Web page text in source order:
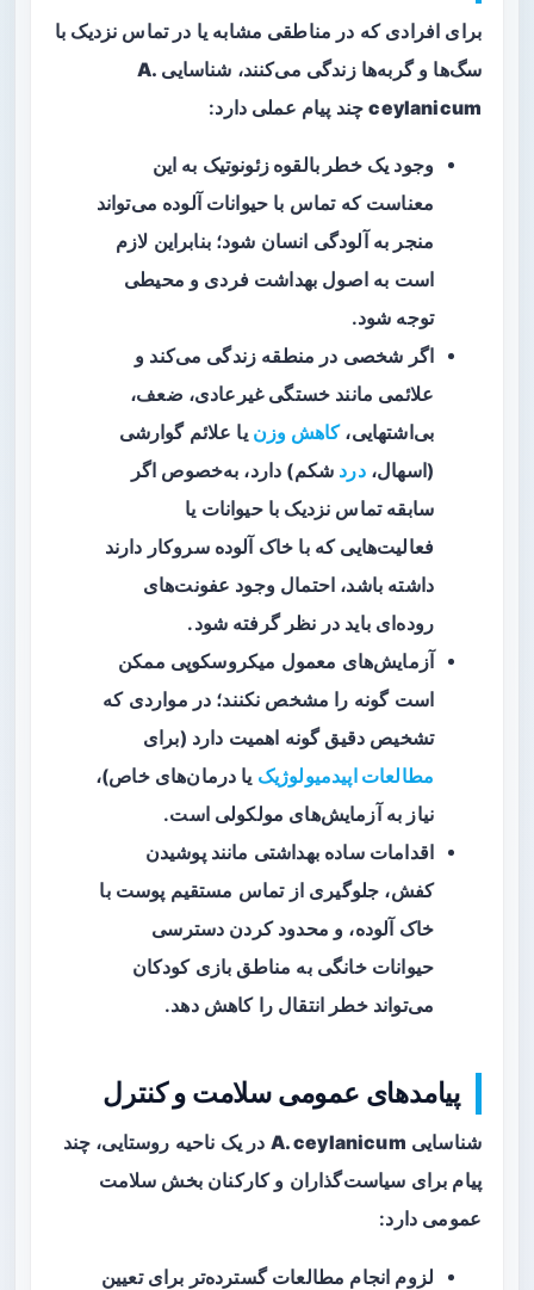
برای افرادی که در مناطقی مشابه یا در تماس نزدیک با
سگ‌ها و گربه‌ها زندگی می‌کنند، شناسایی A.
ceylanicumچند پیام عملی دارد:
وجود یکخطر بالقوه زئونوتیک به این
معناست که تماس با حیوانات آلوده می‌تواند
منجر به آلودگی انسان شود؛ بنابراین لازم
است به اصول بهداشت فردی و محیطی
توجه شود.
اگر شخصی در منطقه زندگی می‌کند و
علائمی مانند خستگی غیرعادی، ضعف،
بی‌اشتهایی،کاهش وزن یا علائم گوارشی
(اسهال،درد شکم) دارد، به‌خصوص اگر
سابقه تماس نزدیک با حیوانات یا
فعالیت‌هایی که با خاک آلوده سروکار دارند
داشته باشد، احتمال وجود عفونت‌های
روده‌ای باید در نظر گرفته شود.
آزمایش‌های معمول میکروسکوپی ممکن
است گونه را مشخص نکنند؛ در مواردی که
تشخیص دقیق گونه اهمیت دارد (برای
مطالعات اپیدمیولوژیک یا درمان‌های خاص)،
نیاز به آزمایش‌های مولکولی است.
اقدامات ساده بهداشتی مانند پوشیدن
کفش، جلوگیری از تماس مستقیم پوست با
خاک آلوده، و محدود کردن دسترسی
حیوانات خانگی به مناطق بازی کودکان
می‌تواند خطر انتقال را کاهش دهد.
پیامدهای عمومی سلامت و کنترل
شناسایی A. ceylanicum در یک ناحیه روستایی، چند
پیام برای سیاست‌گذاران و کارکنان بخش سلامت
عمومی دارد:
لزوم انجام مطالعات گسترده‌تر برای تعیین